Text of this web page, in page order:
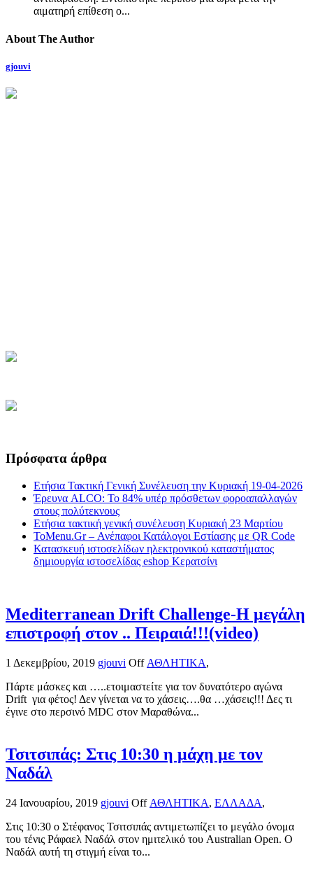
αιματηρή επίθεση ο...
About The Author
gjouvi
Πρόσφατα άρθρα
Ετήσια Τακτική Γενική Συνέλευση την Κυριακή 19-04-2026
Έρευνα ALCO: Το 84% υπέρ πρόσθετων φοροαπαλλαγών
στους πολύτεκνους
Ετήσια τακτική γενική συνέλευση Κυριακή 23 Μαρτίου
ToMenu.Gr – Ανέπαφοι Κατάλογοι Εστίασης με QR Code
Κατασκευή ιστοσελίδων ηλεκτρονικού καταστήματος
δημιουργία ιστοσελίδας eshop Κερατσίνι
Mediterranean Drift Challenge-Η μεγάλη
επιστροφή στον .. Πειραιά!!!(video)
1 Δεκεμβρίου, 2019 gjouvi Off ΑΘΛΗΤΙΚΑ,
Πάρτε μάσκες και …..ετοιμαστείτε για τον δυνατότερο αγώνα
Drift για φέτος! Δεν γίνεται να το χάσεις….θα …χάσεις!!! Δες τι
έγινε στο περσινό MDC στον Μαραθώνα...
Τσιτσιπάς: Στις 10:30 η μάχη με τον
Ναδάλ
24 Ιανουαρίου, 2019 gjouvi Off ΑΘΛΗΤΙΚΑ, ΕΛΛΑΔΑ,
Στις 10:30 ο Στέφανος Τσιτσιπάς αντιμετωπίζει το μεγάλο όνομα
του τένις Ράφαελ Ναδάλ στον ημιτελικό του Australian Open. Ο
Ναδάλ αυτή τη στιγμή είναι το...